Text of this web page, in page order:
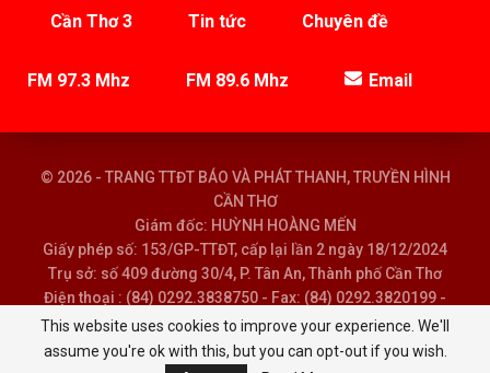
Cần Thơ 3 Tin tức Chuyên đề
FM 97.3 Mhz FM 89.6 Mhz Email
© 2026 - TRANG TTĐT BÁO VÀ PHÁT THANH, TRUYỀN HÌNH
CẦN THƠ
Giám đốc: HUỲNH HOÀNG MẾN
Giấy phép số: 153/GP-TTĐT, cấp lại lần 2 ngày 18/12/2024
Trụ sở: số 409 đường 30/4, P. Tân An, Thành phố Cần Thơ
Điện thoại : (84) 0292.3838750 - Fax: (84) 0292.3820199 -
Email : baoptth@cantho.gov.vn
This website uses cookies to improve your experience. We'll
assume you're ok with this, but you can opt-out if you wish.